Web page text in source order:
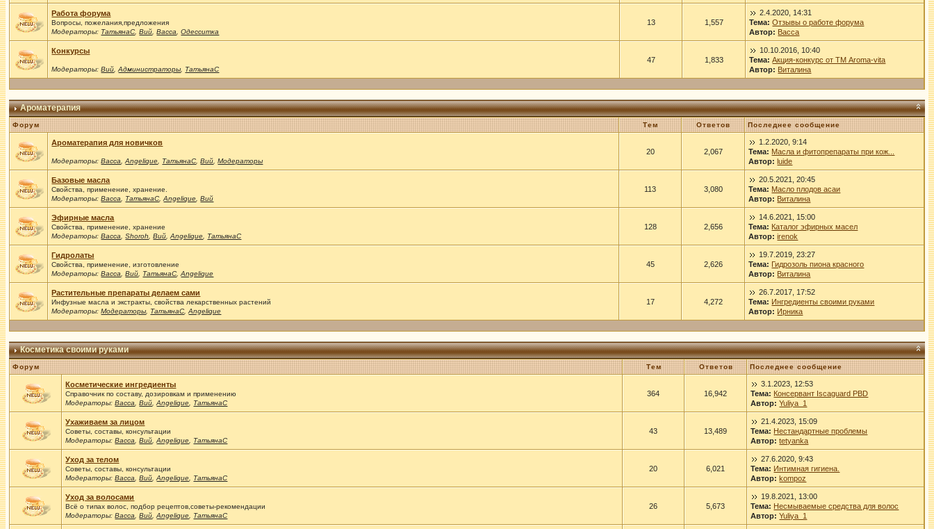
Работа форума
Вопросы, пожелания,предложения
Модераторы: ТатьянаС ,Вий ,Васса ,Одесситка
13 1,557
2.4.2020, 14:31
Тема: Отзывы о работе форума
Автор: Васса
Конкурсы
Модераторы:Вий ,Администраторы ТатьянаС
47 1,833
10.10.2016, 10:40
Тема: Акция-конкурс от ТМ Aroma-vita
Автор: Виталина
Ароматерапия
Форум Тем Ответов Последнее сообщение
Ароматерапия для новичков
Модераторы:Васса ,Angelique ТатьянаС ,Вий ,Модераторы
20 2,067
1.2.2020, 9:14
Тема: Масла и фитопрепараты при кож...
Автор: luide
Базовые масла
Свойства, применение, хранение.
Модераторы:Васса ТатьянаС ,Angelique ,Вий
113 3,080
20.5.2021, 20:45
Тема: Масло плодов асаи
Автор: Виталина
Эфирные масла
Свойства, применение, хранение
Модераторы:Васса ,Shoroh ,Вий ,Angelique ТатьянаС
128 2,656
14.6.2021, 15:00
Тема: Каталог эфирных масел
Автор: irenok
Гидролаты
Свойства, применение, изготовление
Модераторы:Васса ,Вий ТатьянаС ,Angelique
45 2,626
19.7.2019, 23:27
Тема: Гидрозоль пиона красного
Автор: Виталина
Растительные препараты делаем сами
Инфузные масла и экстракты, свойства лекарственных растений
Модераторы:Модераторы ТатьянаС ,Angelique
17 4,272
26.7.2017, 17:52
Тема: Ингредиенты своими руками
Автор: Ирника
Косметика своими руками
Форум Тем Ответов Последнее сообщение
Косметические ингредиенты
Справочник по составу, дозировкам и применению
Модераторы:Васса ,Вий ,Angelique ТатьянаС
364 16,942
3.1.2023, 12:53
Тема: Консервант Iscaguard PBD
Автор: Yuliya_1
Ухаживаем за лицом
Советы, составы, консультации
Модераторы:Васса ,Вий ,Angelique ТатьянаС
43 13,489
21.4.2023, 15:09
Тема: Нестандартные проблемы
Автор: tetyanka
Уход за телом
Советы, составы, консультации
Модераторы:Васса ,Вий ,Angelique ТатьянаС
20 6,021
27.6.2020, 9:43
Тема: Интимная гигиена.
Автор: kompoz
Уход за волосами
Всё о типах волос, подбор рецептов,советы-рекомендации
Модераторы:Васса ,Вий ,Angelique ТатьянаС
26 5,673
19.8.2021, 13:00
Тема: Несмываемые средства для волос
Автор: Yuliya_1